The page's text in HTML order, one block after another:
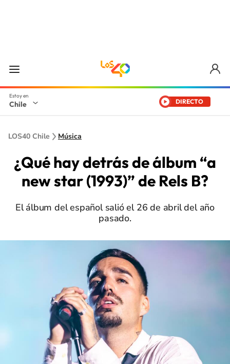
Chile DIRECTO
LOS40 Chile Música
¿Qué hay detrás de álbum “a
new star (1993)” de Rels B?
El álbum del español salió el 26 de abril del año
pasado.